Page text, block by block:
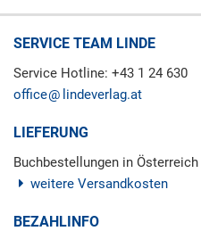
SERVICE TEAM LINDE
Service Hotline: +43 1 24 630
office
lindeverlag.at
LIEFERUNG
Buchbestellungen in Österreich
weitere Versandkosten
BEZAHLINFO